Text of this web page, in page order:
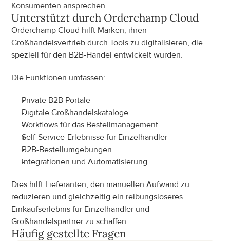
Konsumenten ansprechen.
Unterstützt durch Orderchamp Cloud
Orderchamp Cloud hilft Marken, ihren
Großhandelsvertrieb durch Tools zu digitalisieren, die
speziell für den B2B-Handel entwickelt wurden.
Die Funktionen umfassen:
Private B2B Portale
Digitale Großhandelskataloge
Workflows für das Bestellmanagement
Self-Service-Erlebnisse für Einzelhändler
B2B-Bestellumgebungen
Integrationen und Automatisierung
Dies hilft Lieferanten, den manuellen Aufwand zu
reduzieren und gleichzeitig ein reibungsloseres
Einkaufserlebnis für Einzelhändler und
Großhandelspartner zu schaffen.
Häufig gestellte Fragen